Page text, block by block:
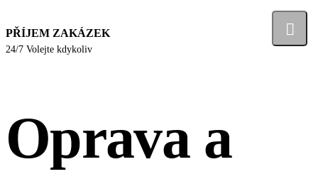
PŘÍJEM ZAKÁZEK
24/7 Volejte kdykoliv
Oprava a